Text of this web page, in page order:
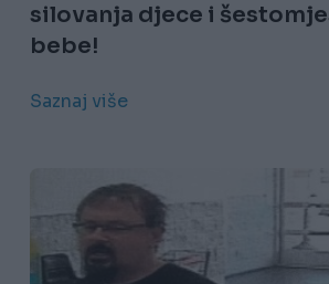
silovanja djece i
bebe!
Saznaj više